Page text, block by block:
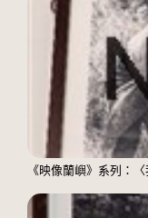
《映像蘭嶼》系列：〈